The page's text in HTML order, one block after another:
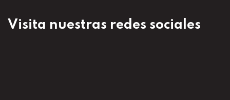
Visita nuestras redes sociales